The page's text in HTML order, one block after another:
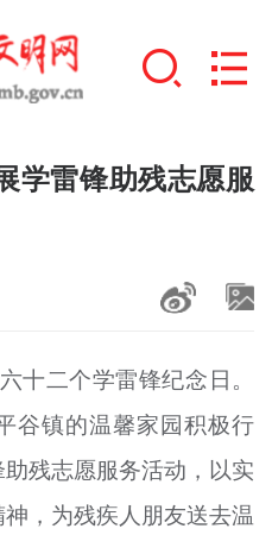
+
学雷锋助残志愿服
十二个学雷锋纪念日。
谷镇的温馨家园积极行
残志愿服务活动，以实
，为残疾人朋友送去温